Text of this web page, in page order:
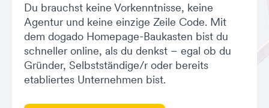
Du brauchst keine Vorkenntnisse, keine
Agentur und keine einzige Zeile Code. Mit
dem dogado Homepage-Baukasten bist du
schneller online, als du denkst – egal ob du
Gründer, Selbstständige/r oder bereits
etabliertes Unternehmen bist.